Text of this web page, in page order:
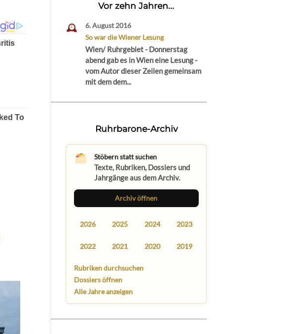
Vor zehn Jahren...
6. August 2016
So war die Wiener Lesung
Wien/ Ruhrgebiet - Donnerstag
abend gab es in Wien eine Lesung -
vom Autor dieser Zeilen gemeinsam
mit dem dem...
Ruhrbarone-Archiv
Stöbern statt suchen
Texte, Rubriken, Dossiers und
Jahrgänge aus dem Archiv.
Archiv öffnen
2026 2025 2024 2023
2022 2021 2020 2019
Rubriken durchsuchen
Dossiers öffnen
Alle Jahre anzeigen